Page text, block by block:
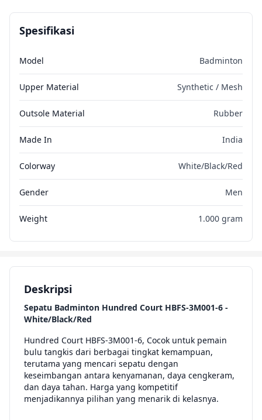
Spesifikasi
Model Badminton
Upper Material Synthetic / Mesh
Outsole Material Rubber
Made In India
Colorway White/Black/Red
Gender Men
Weight 1.000 gram
Deskripsi
Sepatu Badminton Hundred Court HBFS-3M001-6 -
White/Black/Red
Hundred Court HBFS-3M001-6, Cocok untuk pemain
bulu tangkis dari berbagai tingkat kemampuan,
terutama yang mencari sepatu dengan
keseimbangan antara kenyamanan, daya cengkeram,
dan daya tahan. Harga yang kompetitif
menjadikannya pilihan yang menarik di kelasnya.